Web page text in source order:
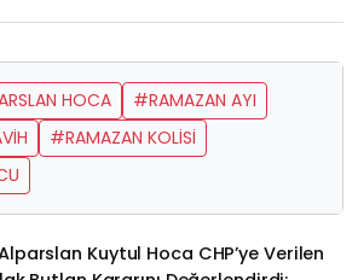
HOCA
#RAMAZAN AYI
#RAMAZAN KOLISI
Kuytul Hoca CHP’ye Verilen